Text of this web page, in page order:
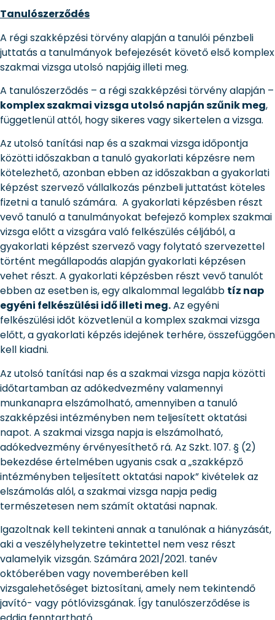
Tanulószerződés
A régi szakképzési törvény alapján a tanulói pénzbeli
juttatás a tanulmányok befejezését követő első komplex
szakmai vizsga utolsó napjáig illeti meg.
A tanulószerződés – a régi szakképzési törvény alapján –
komplex szakmai vizsga utolsó napján szűnik meg,
függetlenül attól, hogy sikeres vagy sikertelen a vizsga.
Az utolsó tanítási nap és a szakmai vizsga időpontja
közötti időszakban a tanuló gyakorlati képzésre nem
kötelezhető, azonban ebben az időszakban a gyakorlati
képzést szervező vállalkozás pénzbeli juttatást köteles
fizetni a tanuló számára. A gyakorlati képzésben részt
vevő tanuló a tanulmányokat befejező komplex szakmai
vizsga előtt a vizsgára való felkészülés céljából, a
gyakorlati képzést szervező vagy folytató szervezettel
történt megállapodás alapján gyakorlati képzésen
vehet részt. A gyakorlati képzésben részt vevő tanulót
ebben az esetben is, egy alkalommal legalább tíz nap
egyéni felkészülési idő illeti meg.Az egyéni
felkészülési időt közvetlenül a komplex szakmai vizsga
előtt, a gyakorlati képzés idejének terhére, összefüggően
kell kiadni.
Az utolsó tanítási nap és a szakmai vizsga napja közötti
időtartamban az adókedvezmény valamennyi
munkanapra elszámolható, amennyiben a tanuló
szakképzési intézményben nem teljesített oktatási
napot. A szakmai vizsga napja is elszámolható,
adókedvezmény érvényesíthető rá. Az Szkt. 107. § (2)
bekezdése értelmében ugyanis csak a „szakképző
intézményben teljesített oktatási napok” kivételek az
elszámolás alól, a szakmai vizsga napja pedig
természetesen nem számít oktatási napnak.
Igazoltnak kell tekinteni annak a tanulónak a hiányzását,
aki a veszélyhelyzetre tekintettel nem vesz részt
valamelyik vizsgán. Számára 2021/2021. tanév
októberében vagy novemberében kell
vizsgalehetőséget biztosítani, amely nem tekintendő
javító- vagy pótlóvizsgának. Így tanulószerződése is